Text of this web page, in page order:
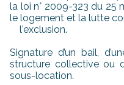
la loi n° 2009-323 du 25
le logement et la lutte
l'exclusion.
Signature d’un bail,
structure collective ou
sous-location.